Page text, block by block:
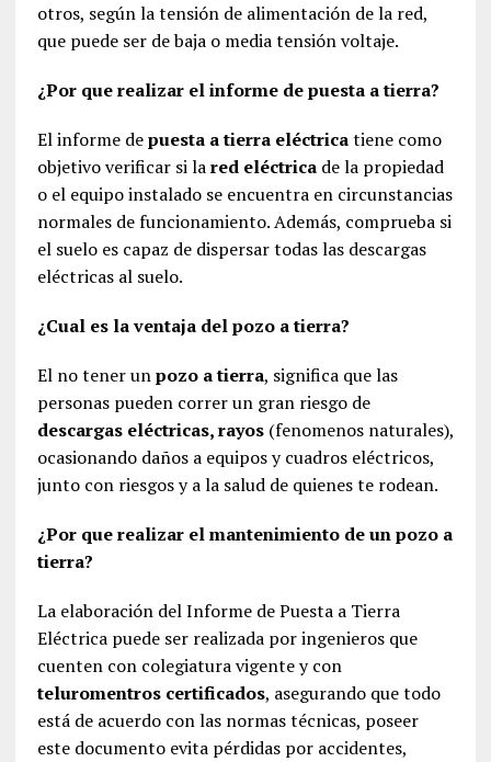
otros, según la tensión de alimentación de la red,
que puede ser de baja o media tensión voltaje.
¿Por que realizar el informe de puesta a tierra?
El informe depuesta a tierra eléctricatiene como
objetivo verificar si lared eléctricade la propiedad
o el equipo instalado se encuentra en circunstancias
normales de funcionamiento. Además, comprueba si
el suelo es capaz de dispersar todas las descargas
eléctricas al suelo.
¿Cual es la ventaja del pozo a tierra?
El no tener unpozo a tierra, significa que las
personas pueden correr un gran riesgo de
descargas eléctricas, rayos(fenomenos naturales),
ocasionando daños a equipos y cuadros eléctricos,
junto con riesgos y a la salud de quienes te rodean.
¿Por que realizar el mantenimiento de un pozo a
tierra?
La elaboración del Informe de Puesta a Tierra
Eléctrica puede ser realizada por ingenieros que
cuenten con colegiatura vigente y con
teluromentros certificados, asegurando que todo
está de acuerdo con las normas técnicas, poseer
este documento evita pérdidas por accidentes,